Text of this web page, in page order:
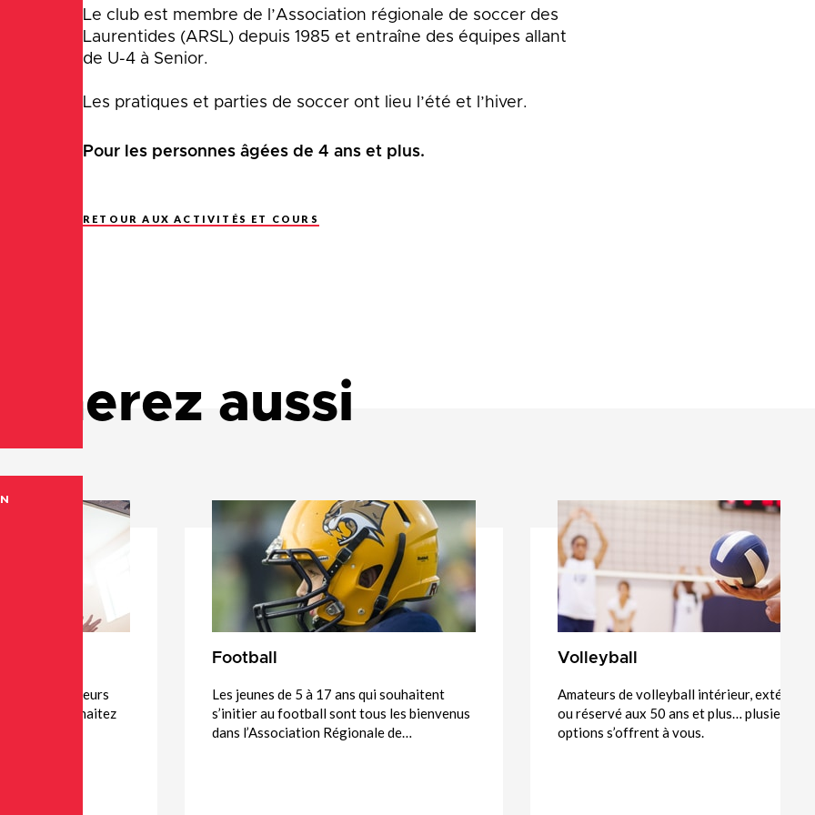
Le club est membre de l’Association régionale de soccer des
Laurentides (ARSL) depuis 1985 et entraîne des équipes allant
de U-4 à Senior.
Les pratiques et parties de soccer ont lieu l’été et l’hiver.
Pour les personnes âgées de 4 ans et plus.
RETOUR AUX ACTIVITÉS ET COURS
aussi
extérieurs
si vous souhaitez
Football
Les jeunes de 5 à 17 ans qui souhaitent
s’initier au football sont tous les bienvenus
dans l’Association Régionale de…
Volleyball
Amateurs de volleyball intérieur, extérieur
ou réservé aux 50 ans et plus… plusieurs
options s’offrent à vous.